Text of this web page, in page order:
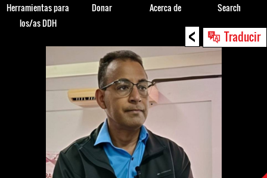
< Traducir
Back
Herramientas para
los/as DDH
Donar Acerca de Search